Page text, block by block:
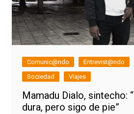
Comunic@ndo Entrevist@ndo
Sociedad
Viajes
Mamadu Dialo, sintecho:
dura, pero sigo de pie”